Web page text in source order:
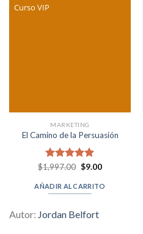
Curso VIP
MARKETING
El Camino de la Persuasión
Valorado en
$1,997.00 Original
was:
$1,997.00.
$9.00Current
is:
$9.00.
AÑADIR AL CARRITO
Autor: Jordan Belfort